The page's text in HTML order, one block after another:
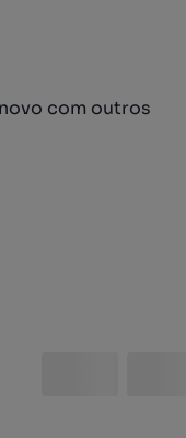
com outros